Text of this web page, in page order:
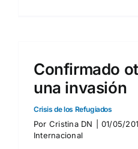
Confirmado
una invasión
Crisis de los Refugiados
Por Cristina DN 01/05/
Internacional